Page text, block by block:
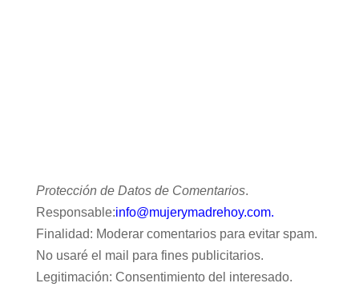
Protección de Datos de Comentarios.
Responsable:info@mujerymadrehoy.com.
Finalidad: Moderar comentarios para evitar spam.
No usaré el mail para fines publicitarios.
Legitimación: Consentimiento del interesado.